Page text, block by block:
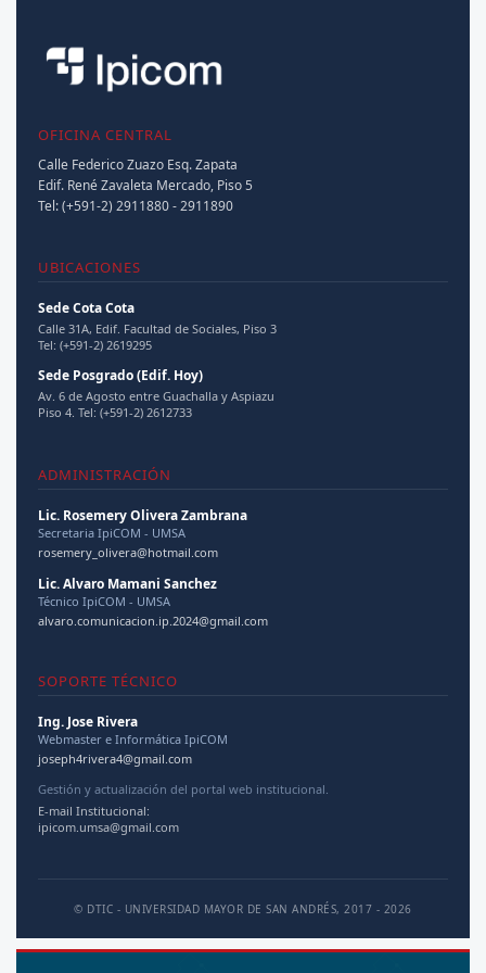
Autor de numerosos artículos y libros técnicos que son
referencia en el campo de la teoría de la comunicación
en la región.
Cerrar detalle ▲
OFICINA CENTRAL
Calle Federico Zuazo Esq. Zapata
Edif. René Zavaleta Mercado, Piso 5
Tel: (+591-2) 2911880 - 2911890
UBICACIONES
Sede Cota Cota
Calle 31A, Edif. Facultad de Sociales, Piso 3
Tel: (+591-2) 2619295
Sede Posgrado (Edif. Hoy)
Av. 6 de Agosto entre Guachalla y Aspiazu
Piso 4. Tel: (+591-2) 2612733
ADMINISTRACIÓN
Lic. Rosemery Olivera Zambrana
Secretaria IpiCOM - UMSA
rosemery_olivera@hotmail.com
Lic. Alvaro Mamani Sanchez
Técnico IpiCOM - UMSA
alvaro.comunicacion.ip.2024@gmail.com
SOPORTE TÉCNICO
Ing. Jose Rivera
Webmaster e Informática IpiCOM
joseph4rivera4@gmail.com
Gestión y actualización del portal web institucional.
E-mail Institucional:
ipicom.umsa@gmail.com
© DTIC - UNIVERSIDAD MAYOR DE SAN ANDRÉS, 2017 - 2026